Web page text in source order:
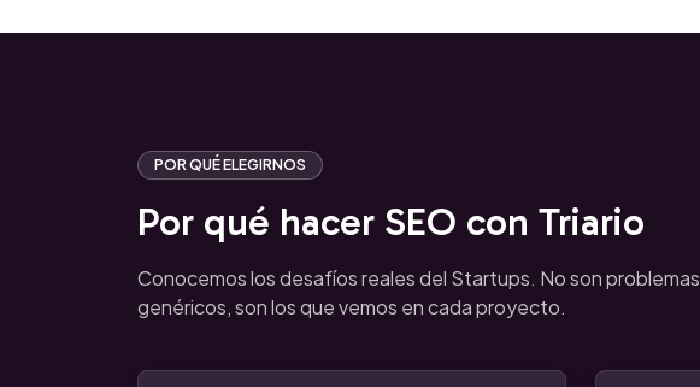
POR QUÉ ELEGIRNOS
Por qué hacer SEO con Triario
Conocemos los desafíos reales del Startups. No son problemas
genéricos, son los que vemos en cada proyecto.